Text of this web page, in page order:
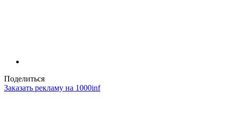
Поделиться
Заказать рекламу на 1000inf